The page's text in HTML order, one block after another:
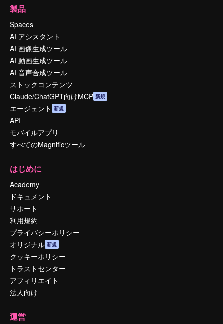
製品
Spaces
AI アシスタント
AI 画像生成ツール
AI 動画生成ツール
AI 音声合成ツール
ストックコンテンツ
Claude/ChatGPT向けMCP 新規
エージェント 新規
API
モバイルアプリ
すべてのMagnificツール
はじめに
Academy
ドキュメント
サポート
利用規約
プライバシーポリシー
オリジナル 新規
クッキーポリシー
トラストセンター
アフィリエイト
法人向け
運営